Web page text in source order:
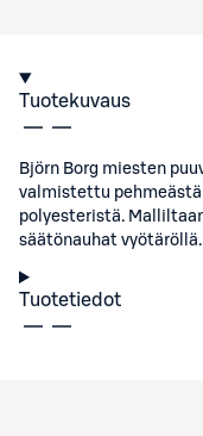
Tuotekuvaus
Björn Borg miesten
valmistettu
polyesteristä.
säätönauhat vyötäröllä.
Tuotetiedot